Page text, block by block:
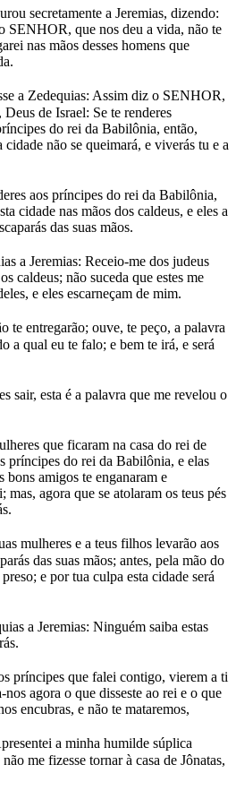
secretamente a Jeremias, dizendo:
SENHOR, que nos deu a vida, não te
nas mãos desses homens que
a Zedequias: Assim diz o SENHOR,
de Israel: Se te renderes
do rei da Babilônia, então,
cidade não se queimará, e viverás tu e a
aos príncipes do rei da Babilônia,
cidade nas mãos dos caldeus, e eles a
das suas mãos.
a Jeremias: Receio-me dos judeus
caldeus; não suceda que estes me
e eles escarneçam de mim.
te entregarão; ouve, te peço, a palavra
a qual eu te falo; e bem te irá, e será
sair, esta é a palavra que me revelou o
que ficaram na casa do rei de
príncipes do rei da Babilônia, e elas
bons amigos te enganaram e
mas, agora que se atolaram os teus pés
mulheres e a teus filhos levarão aos
das suas mãos; antes, pela mão do
e por tua culpa esta cidade será
a Jeremias: Ninguém saiba estas
príncipes que falei contigo, vierem a ti
nos agora o que disseste ao rei e o que
encubras, e não te mataremos,
a minha humilde súplica
me fizesse tornar à casa de Jônatas,